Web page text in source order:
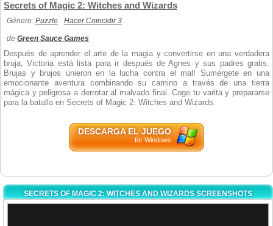
Secrets of Magic 2: Witches and Wizards
Género: Puzzle Hacer Coincidir 3
de Green Sauce Games
Después de aprender el arte de la magia y convertirse en una verdadera
bruja, Victoria está lista para ir después de Agnes y sus padres gratis.
Brujas y brujos unieron en la lucha contra el mal! Sumérgete en una
emocionante aventura combinando su camino a través de una tierra
mágica y peligrosa a derrotar al malvado final. Coge tu varita y prepararse
para la batalla en Secrets of Magic 2: Witches and Wizards.
DESCARGA EL JUEGO
for Windows
SECRETS OF MAGIC 2: WITCHES AND WIZARDS SCREENSHOTS